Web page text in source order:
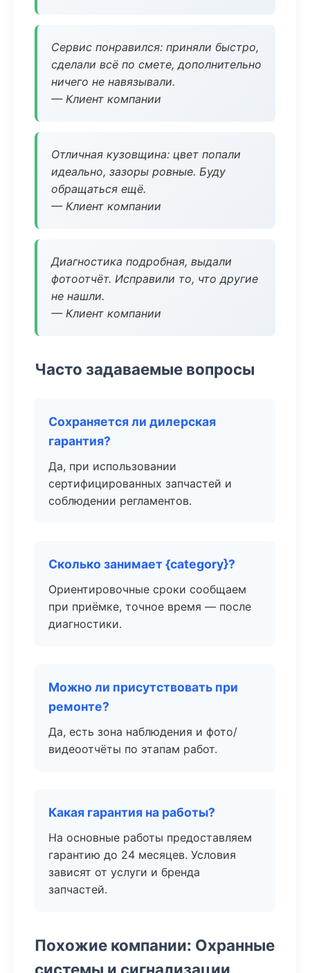
Сервис понравился: приняли быстро,
сделали всё по смете, дополнительно
ничего не навязывали.
— Клиент компании
Отличная кузовщина: цвет попали
идеально, зазоры ровные. Буду
обращаться ещё.
— Клиент компании
Диагностика подробная, выдали
фотоотчёт. Исправили то, что другие
не нашли.
— Клиент компании
Часто задаваемые вопросы
Сохраняется ли дилерская
гарантия?
Да, при использовании
сертифицированных запчастей и
соблюдении регламентов.
Сколько занимает {category}?
Ориентировочные сроки сообщаем
при приёмке, точное время — после
диагностики.
Можно ли присутствовать при
ремонте?
Да, есть зона наблюдения и фото/
видеоотчёты по этапам работ.
Какая гарантия на работы?
На основные работы предоставляем
гарантию до 24 месяцев. Условия
зависят от услуги и бренда
запчастей.
Похожие компании: Охранные
системы и сигнализации